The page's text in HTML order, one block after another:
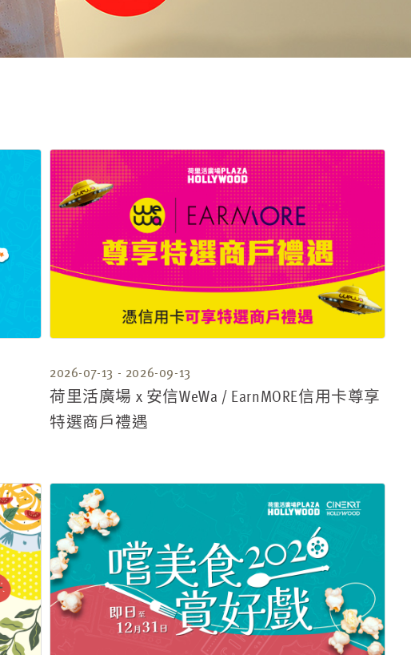
2026-07-13 - 2026-09-13
荷里活廣場 x 安信WeWa / EarnMORE信用卡尊享
特選商戶禮遇